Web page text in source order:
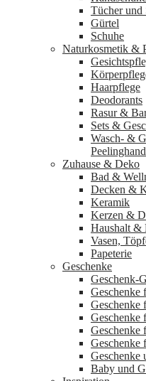
Tücher und
Gürtel
Schuhe
Naturkosmetik &
Haarpflege
Deodorants
Rasur &
Sets &
Wasch‑ &
Zuhause & Deko
Bad &
Decken &
Keramik
Kerzen &
Haushalt &
Vasen,
Papeterie
Geschenke
Geschenk-
Geschenke
Geschenke
Geschenke
Geschenke
Geschenke
Geschenke
Baby und